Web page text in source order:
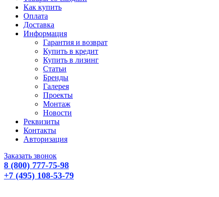
Как купить
Оплата
Доставка
Информация
Гарантия и возврат
Купить в кредит
Купить в лизинг
Статьи
Бренды
Галерея
Проекты
Монтаж
Новости
Реквизиты
Контакты
Авторизация
Заказать звонок
8 (800) 777-75-98
+7 (495) 108-53-79